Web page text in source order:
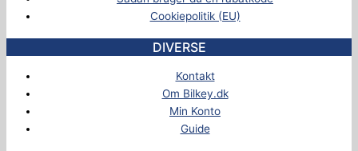
Cookiepolitik (EU)
DIVERSE
Kontakt
Om Bilkey.dk
Min Konto
Guide